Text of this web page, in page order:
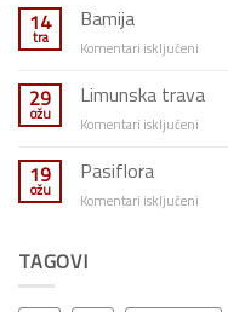
14
tra
Bamija
Komentari isključeni
29
ožu
Limunska trava
Komentari isključeni
19
ožu
Pasiflora
Komentari isključeni
TAGOVI